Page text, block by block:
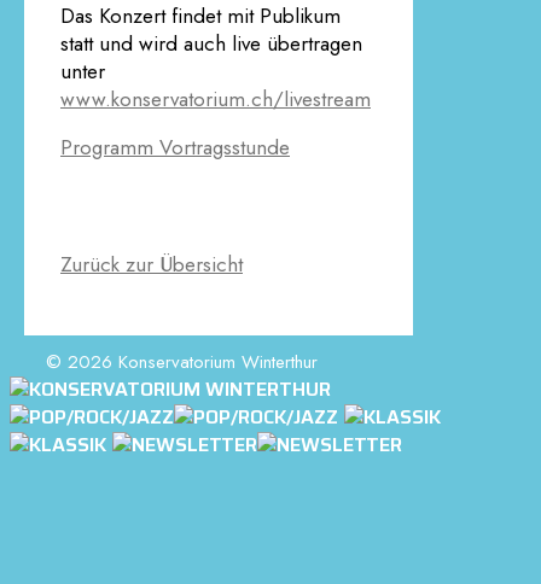
Das Konzert findet mit Publikum
statt und wird auch live übertragen
unter
www.konservatorium.ch/livestream
Programm Vortragsstunde
Zurück zur Übersicht
© 2026 Konservatorium Winterthur